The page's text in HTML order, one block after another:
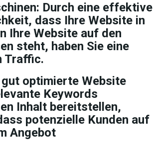
Durch eine effektive
dass Ihre Website in
Ihre Website auf den
steht, haben Sie eine
Traffic.
optimierte Website
Keywords
Inhalt bereitstellen,
potenzielle Kunden auf
Angebot